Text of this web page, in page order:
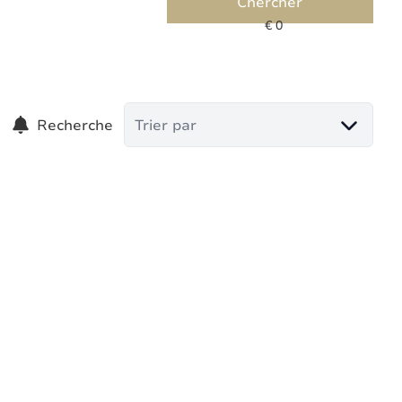
Recherche Trier par